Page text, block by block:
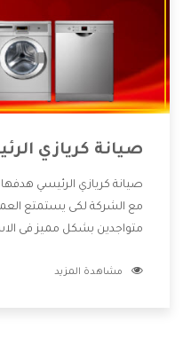
صيانة كريازي
صيانة كريازي الرئيسي
مع الشركة لكى يستمتع
متواجدين بشكل مميز فى
الشركة بها والتى تكون منها
مشاهدة المزيد